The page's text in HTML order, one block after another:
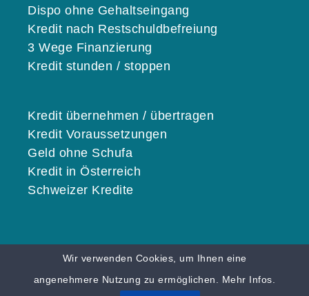
Dispo ohne Gehaltseingang
Kredit nach Restschuldbefreiung
3 Wege Finanzierung
Kredit stunden / stoppen
Kredit übernehmen / übertragen
Kredit Voraussetzungen
Geld ohne Schufa
Kredit in Österreich
Schweizer Kredite
© 2026 KREDITE.ORG |Karriere |Impressum
Wir verwenden Cookies, um Ihnen eine
angenehmere Nutzung zu ermöglichen. Mehr Infos.